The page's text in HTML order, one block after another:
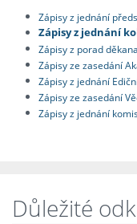
Zápisy z jednání
Zápisy z jednání
Zápisy z porad
Zápisy ze zasedání
Zápisy z jednání
Zápisy ze zasedání
Zápisy z jednání
Důležité